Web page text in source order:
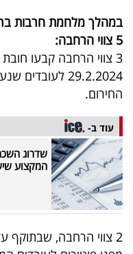
מייל
אדום
פרסמו
באייס
עקבו
אחרינו:
במהלך מלחמת חרבות
5 צווי הרחבה:
3 צווי הרחבה קבעו
29.2.2024
החירום.
עוד ב-
המקצוע
2 צווי הרחבה,